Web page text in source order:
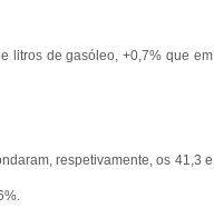
litros de gasóleo, +0,7% que em
respetivamente, os 41,3 e